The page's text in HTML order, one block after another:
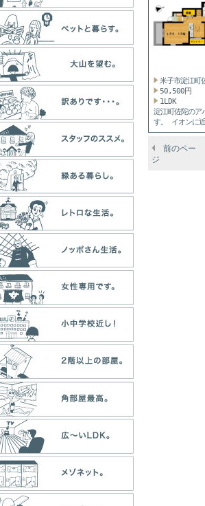
米子市淀江町
50,500円
1LDK
淀江町佐陀のア
す。 イオンに
43...
前のペー
ジ